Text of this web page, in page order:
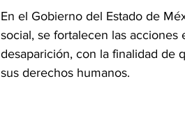
En el Gobierno del Estado de
social, se fortalecen las
desaparición, con la finalidad de
sus derechos humanos.